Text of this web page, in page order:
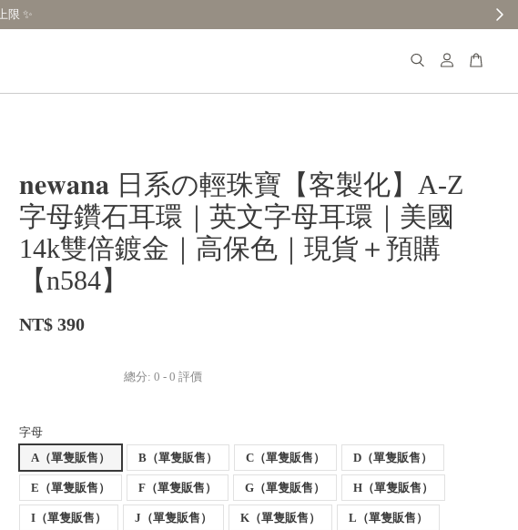
𝐧𝐞𝐰𝐚𝐧𝐚 日系の輕珠寶【客製化】A-Z
字母鑽石耳環｜英文字母耳環｜美國
14k雙倍鍍金｜高保色｜現貨＋預購
【n584】
NT$ 390
總分:0 -0 評價
字母
A（單隻販售）
B（單隻販售） C（單隻販售） D（單隻販售）
E（單隻販售） F（單隻販售） G（單隻販售） H（單隻販售）
I（單隻販售） J（單隻販售） K（單隻販售） L（單隻販售）